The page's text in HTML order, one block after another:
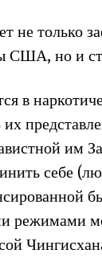
не только
США, но и
в
им
себе
режимами